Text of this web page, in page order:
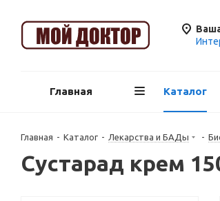
Главная Каталог
Главная - Каталог - Лекарства и БАДы -
Сустарад крем